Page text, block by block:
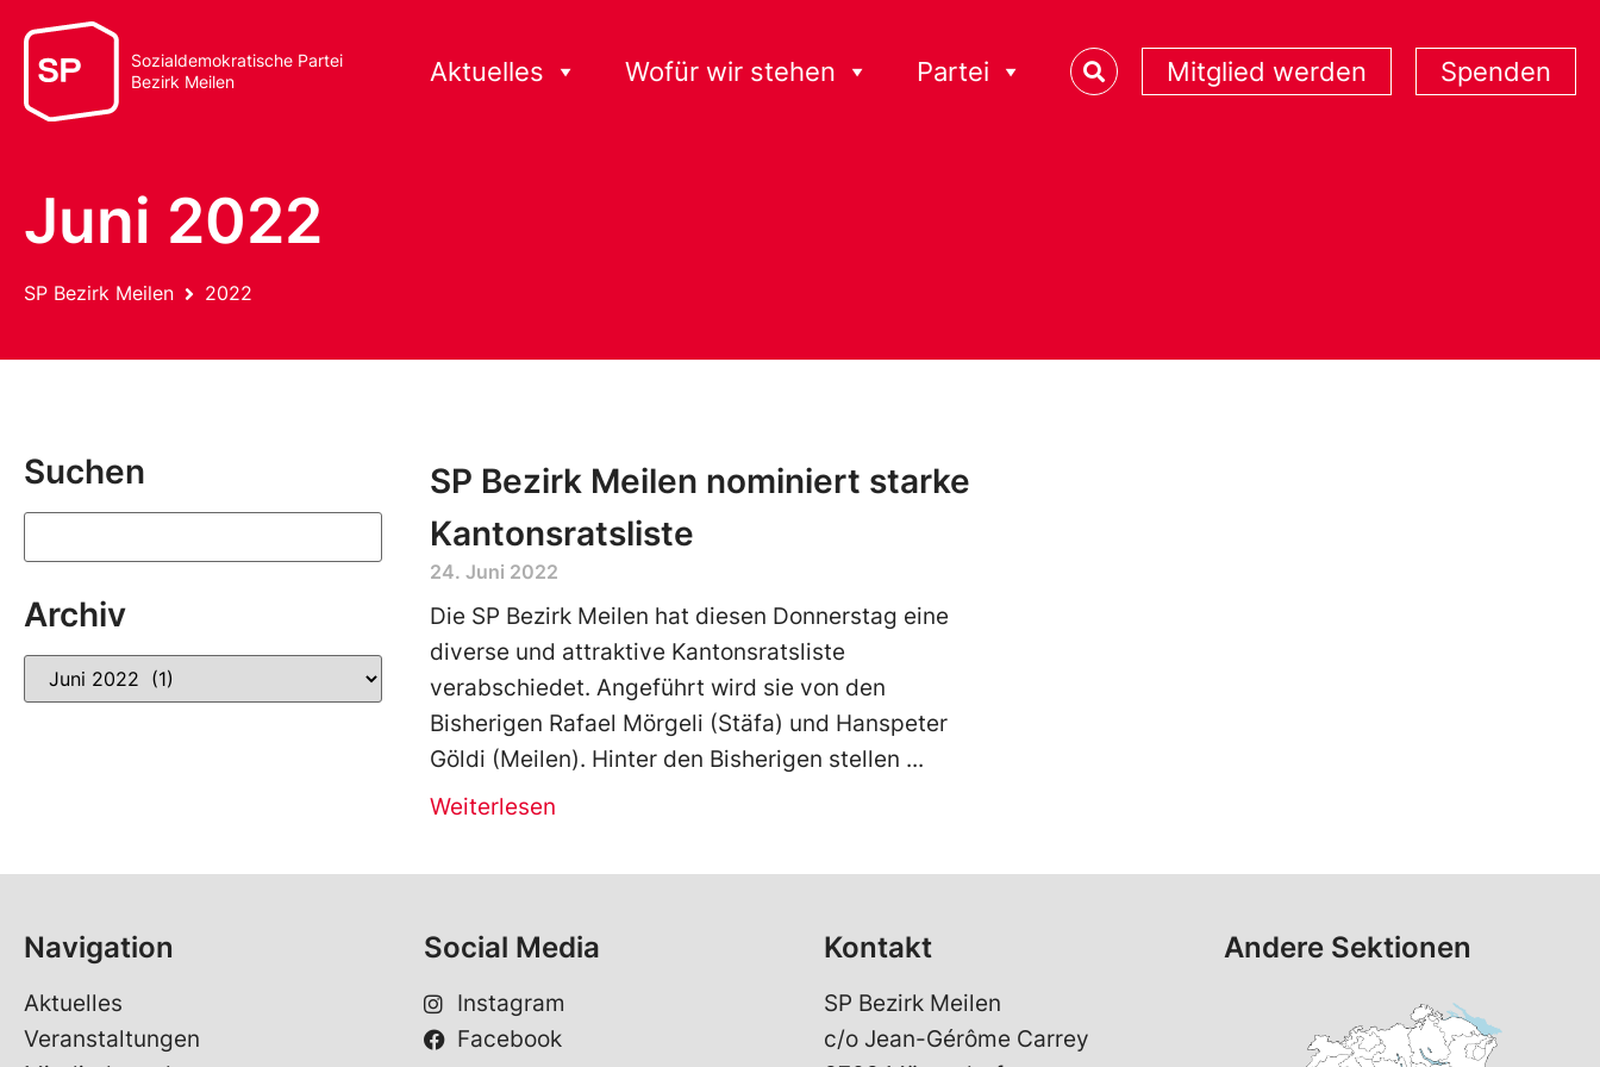
Sozialdemokratische Partei
Bezirk Meilen
Aktuelles Wofür wir stehen Partei Mitglied werden Spenden
Juni 2022
SP Bezirk Meilen 2022
Suchen
Archiv
SP Bezirk Meilen nominiert starke
Kantonsratsliste
24. Juni 2022
Die SP Bezirk Meilen hat diesen Donnerstag eine
diverse und attraktive Kantonsratsliste
verabschiedet. Angeführt wird sie von den
Bisherigen Rafael Mörgeli (Stäfa) und Hanspeter
Göldi (Meilen). Hinter den Bisherigen stellen
Weiterlesen
Navigation
Aktuelles
Veranstaltungen
Social Media
Instagram
Facebook
Kontakt
SP Bezirk Meilen
c/o Jean-Gérôme Carrey
Andere Sektionen